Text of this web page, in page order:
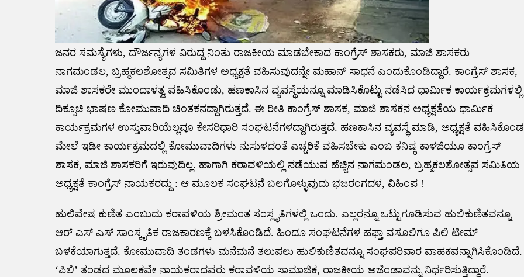
ಜನರ ಸಮಸ್ಯೆಗಳು, ದೌರ್ಜನ್ಯಗಳ ವಿರುದ್ದ ನಿಂತು ರಾಜಕೀಯ ಮಾಡಬೇಕಾದ ಕಾಂಗ್ರೆಸ್ ಶಾಸಕರು, ಮಾಜಿ ಶಾಸಕರು
ನಾಗಮಂಡಲ, ಬ್ರಹ್ಮಕಲಶೋತ್ಸವ ಸಮಿತಿಗಳ ಅಧ್ಯಕ್ಷತೆ ವಹಿಸುವುದನ್ನೇ ಮಹಾನ್ ಸಾಧನೆ ಎಂದುಕೊಂಡಿದ್ದಾರೆ. ಕಾಂಗ್ರೆಸ್ ಶಾಸಕ,
ಮಾಜಿ ಶಾಸಕರೇ ಮುಂದಾಳತ್ವ ವಹಿಸಿಕೊಂಡು, ಹಣಕಾಸಿನ ವ್ಯವಸ್ಥೆಯನ್ನೂ ಮಾಡಿಸಿಕೊಟ್ಟು ನಡೆಸಿದ ಧಾರ್ಮಿಕ ಕಾರ್ಯಕ್ರಮಗಳಲ್ಲಿ
ದಿಕ್ಸೂಚಿ ಭಾಷಣ ಕೋಮುವಾದಿ ಚಿಂತಕನದ್ದಾಗಿರುತ್ತದೆ. ಈ ರೀತಿ ಕಾಂಗ್ರೆಸ್ ಶಾಸಕ, ಮಾಜಿ ಶಾಸಕನ ಅಧ್ಯಕ್ಷತೆಯ ಧಾರ್ಮಿಕ
ಕಾರ್ಯಕ್ರಮಗಳ ಉಸ್ತುವಾರಿಯೆಲ್ಲವೂ ಕೇಸರಿಧಾರಿ ಸಂಘಟನೆಗಳದ್ದಾಗಿರುತ್ತದೆ. ಹಣಕಾಸಿನ ವ್ಯವಸ್ಥೆ ಮಾಡಿ, ಅಧ್ಯಕ್ಷತೆ ವಹಿಸಿಕೊಂಡ
ಮೇಲೆ ಇಡೀ ಕಾರ್ಯಕ್ರಮದಲ್ಲಿ ಕೋಮುವಾದಿಗಳು ನುಸುಳದಂತೆ ಎಚ್ಚರಿಕೆ ವಹಿಸಬೇಕು ಎಂಬ ಕನಿಷ್ಠ ಕಾಳಜಿಯೂ ಕಾಂಗ್ರೆಸ್
ಶಾಸಕ, ಮಾಜಿ ಶಾಸಕರಿಗೆ ಇರುವುದಿಲ್ಲ.‌ ಹಾಗಾಗಿ ಕರಾವಳಿಯಲ್ಲಿ ನಡೆಯುವ ಹೆಚ್ಚಿನ ನಾಗಮಂಡಲ, ಬ್ರಹ್ಮಕಲಶೋತ್ಸವ ಸಮಿತಿಯ
ಅಧ್ಯಕ್ಷತೆ ಕಾಂಗ್ರೆಸ್ ನಾಯಕರದ್ದು : ಆ ಮೂಲಕ ಸಂಘಟನೆ ಬಲಗೊಳ್ಳುವುದು ಭಜರಂಗದಳ, ವಿಹಿಂಪ !
ಹುಲಿವೇಷ ಕುಣಿತ ಎಂಬುದು ಕರಾವಳಿಯ ಶ್ರೀಮಂತ ಸಂಸ್ಲೃತಿಗಳಲ್ಲಿ ಒಂದು. ಎಲ್ಲರನ್ನೂ ಒಟ್ಟುಗೂಡಿಸುವ ಹುಲಿಕುಣಿತವನ್ನೂ
ಆರ್ ಎಸ್ ಎಸ್ ಸಾಂಸ್ಕೃತಿಕ ರಾಜಕಾರಣಕ್ಕೆ ಬಳಸಿಕೊಂಡಿದೆ. ಹಿಂದೂ ಸಂಘಟನೆಗಳ ಹಫ್ತಾ ವಸೂಲಿಗೂ ಪಿಲಿ ಟೀಮ್
ಬಳಕೆಯಾಗುತ್ತದೆ. ಕೋಮುವಾದಿ ತಂಡಗಳು ಮನೆಮನೆ ತಲುಪಲು ಹುಲಿಕುಣಿತವನ್ನೂ ಸಂಘಪರಿವಾರ ವಾಹಕವನ್ನಾಗಿಸಿಕೊಂಡಿದೆ.
‘ಪಿಲಿ’ ತಂಡದ ಮೂಲಕವೇ ನಾಯಕರಾದವರು ಕರಾವಳಿಯ ಸಾಮಾಜಿಕ, ರಾಜಕೀಯ ಅಜೆಂಡಾವನ್ನು ನಿರ್ಧರಿಸುತ್ತಿದ್ದಾರೆ.